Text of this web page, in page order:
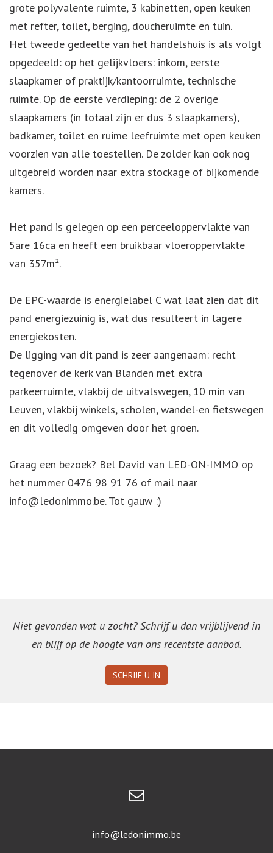
grote polyvalente ruimte, 3 kabinetten, open keuken
met refter, toilet, berging, doucheruimte en tuin.
Het tweede gedeelte van het handelshuis is als volgt
opgedeeld: op het gelijkvloers: inkom, eerste
slaapkamer of praktijk/kantoorruimte, technische
ruimte. Op de eerste verdieping: de 2 overige
slaapkamers (in totaal zijn er dus 3 slaapkamers),
badkamer, toilet en ruime leefruimte met open keuken
voorzien van alle toestellen. De zolder kan ook nog
uitgebreid worden naar extra stockage of bijkomende
kamers.
Het pand is gelegen op een perceeloppervlakte van
5are 16ca en heeft een bruikbaar vloeroppervlakte
van 357m².
De EPC-waarde is energielabel C wat laat zien dat dit
pand energiezuinig is, wat dus resulteert in lagere
energiekosten.
De ligging van dit pand is zeer aangenaam: recht
tegenover de kerk van Blanden met extra
parkeerruimte, vlakbij de uitvalswegen, 10 min van
Leuven, vlakbij winkels, scholen, wandel-en fietswegen
en dit volledig omgeven door het groen.
Graag een bezoek? Bel David van LED-ON-IMMO op
het nummer 0476 98 91 76 of mail naar
info@ledonimmo.be. Tot gauw :)
Niet gevonden wat u zocht? Schrijf u dan vrijblijvend in
en blijf op de hoogte van ons recentste aanbod.
SCHRIJF U IN
info@ledonimmo.be